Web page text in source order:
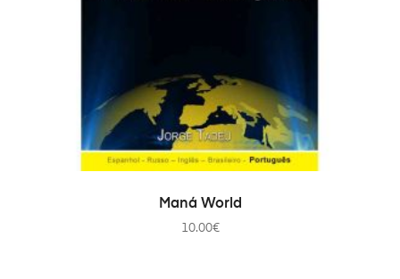
ADAUGĂ ÎN COȘ
Maná World
10.00€